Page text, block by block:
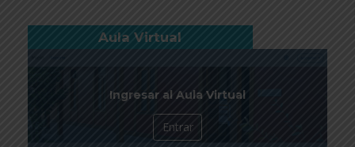
Aula Virtual
Ingresar al Aula Virtual
Entrar